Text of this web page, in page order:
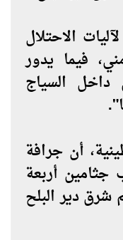
الاحتلال
فيما يدور
السياج
أن جرافة
جثامين أربعة
شرق دير البلح